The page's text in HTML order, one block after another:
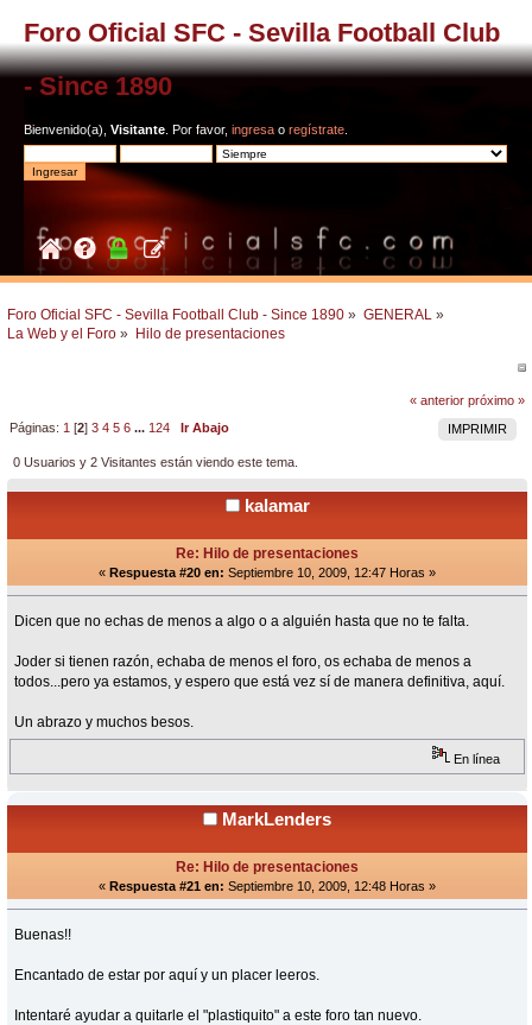
Foro Oficial SFC - Sevilla Football Club
- Since 1890
Bienvenido(a), Visitante . Por favor, ingresa o regístrate
Foro Oficial SFC - Sevilla Football Club - Since 1890 » GENERAL »
La Web y el Foro » Hilo de presentaciones
« anterior próximo »
IMPRIMIR
Páginas: 1 [2]3 4 5 6 ... 124 Ir Abajo
0 Usuarios y 2 Visitantes están viendo este tema.
kalamar
Re: Hilo de presentaciones
« Respuesta #20 en: Septiembre 10, 2009, 12:47 Horas »
Dicen que no echas de menos a algo o a alguién hasta que no te falta.
Joder si tienen razón, echaba de menos el foro, os echaba de menos a
todos...pero ya estamos, y espero que está vez sí de manera definitiva, aquí.
Un abrazo y muchos besos.
En línea
MarkLenders
Re: Hilo de presentaciones
« Respuesta #21 en: Septiembre 10, 2009, 12:48 Horas »
Buenas!!
Encantado de estar por aquí y un placer leeros.
Intentaré ayudar a quitarle el "plastiquito" a este foro tan nuevo.